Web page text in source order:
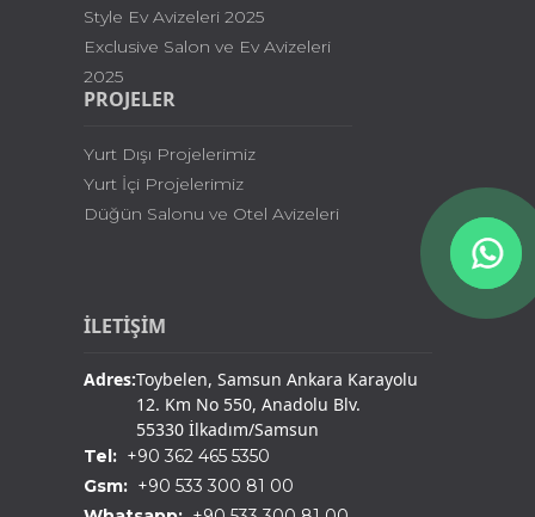
Style Ev Avizeleri 2025
Exclusive Salon ve Ev Avizeleri
2025
PROJELER
Yurt Dışı Projelerimiz
Yurt İçi Projelerimiz
Düğün Salonu ve Otel Avizeleri
İLETİŞİM
Adres:Toybelen, Samsun Ankara Karayolu
12. Km No 550, Anadolu Blv.
55330 İlkadım/Samsun
Tel: +90 362 465 5350
Gsm: +90 533 300 81 00